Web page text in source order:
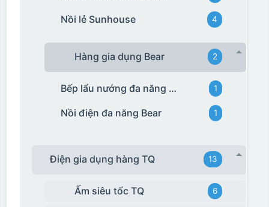
Nồi lẻ Sunhouse 4
Hàng gia dụng Bear 2
Bếp lẩu nướng đa năng Bear 1
Nồi điện đa năng Bear 1
Điện gia dụng hàng TQ 13
Ấm siêu tốc TQ 6